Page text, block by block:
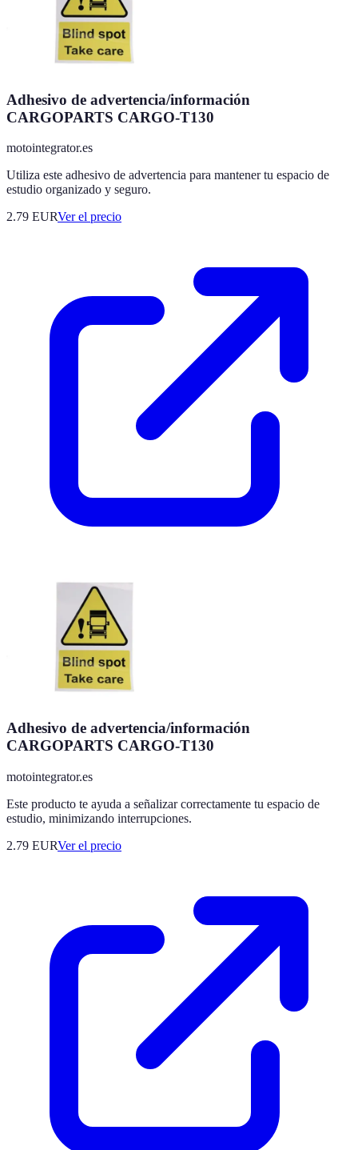
Adhesivo de advertencia/información
CARGOPARTS CARGO-T130
motointegrator.es
Utiliza este adhesivo de advertencia para mantener tu espacio de
estudio organizado y seguro.
2.79 EURVer el precio
Adhesivo de advertencia/información
CARGOPARTS CARGO-T130
motointegrator.es
Este producto te ayuda a señalizar correctamente tu espacio de
estudio, minimizando interrupciones.
2.79 EURVer el precio